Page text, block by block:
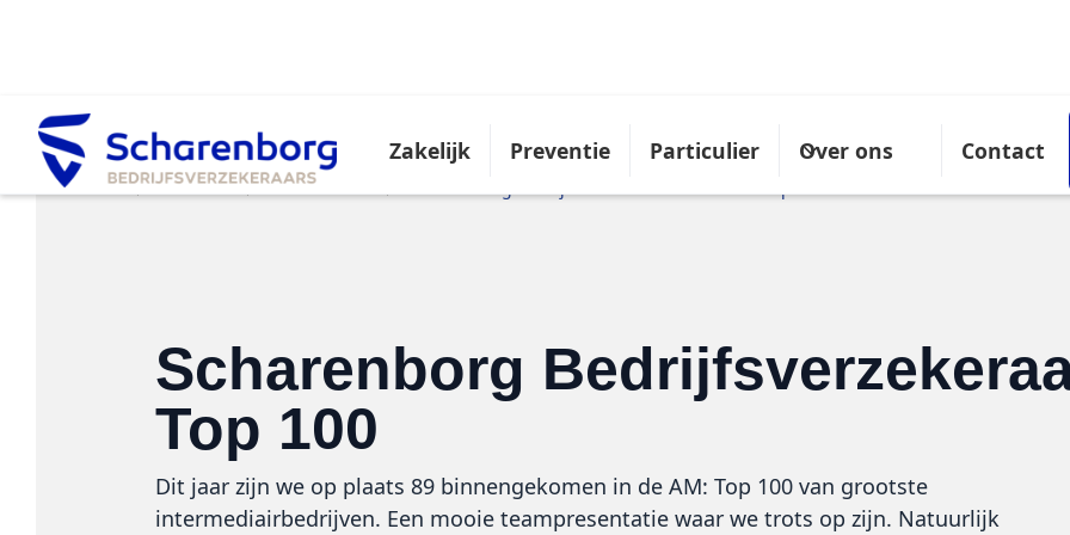
Zakelijk Preventie Particulier Over ons Contact
Advies nodig?
Home Over ons Actualiteiten
Scharenborg
Top 100
Dit jaar zijn we op plaats 89 binnengekomen in de AM: Top 100 van grootste
intermediairbedrijven. Een mooie teampresentatie waar we trots op zijn. Natuurlijk